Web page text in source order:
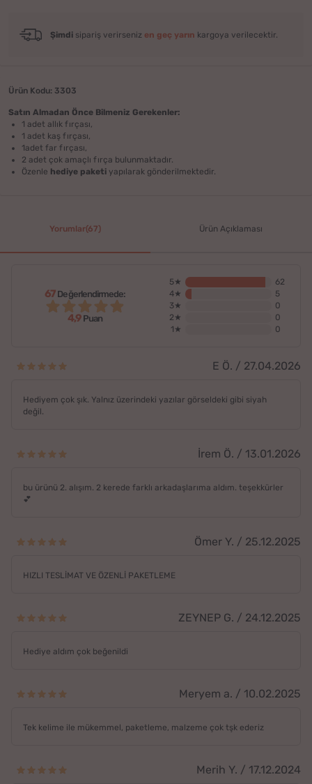
Şimdi sipariş verirseniz en geç yarın kargoya verilecektir.
Ürün Kodu: 3303
Satın Almadan Önce Bilmeniz Gerekenler:
1 adet allık fırçası,
1 adet kaş fırçası,
1adet far fırçası,
2 adet çok amaçlı fırça bulunmaktadır.
Özenle hediye paketi yapılarak gönderilmektedir.
Yorumlar(67) Ürün Açıklaması
67 Değerlendirmede:
4,9 Puan
5★
62
4★
5
3★
0
2★
0
1★
0
E Ö. / 27.04.2026
Hediyem çok şık. Yalnız üzerindeki yazılar görseldeki gibi siyah
değil.
İrem Ö. / 13.01.2026
bu ürünü 2. alışım. 2 kerede farklı arkadaşlarıma aldım. teşekkürler
💕
Ömer Y. / 25.12.2025
HIZLI TESLİMAT VE ÖZENLİ PAKETLEME
ZEYNEP G. / 24.12.2025
Hediye aldım çok beğenildi
Meryem a. / 10.02.2025
Tek kelime ile mükemmel, paketleme, malzeme çok tşk ederiz
Merih Y. / 17.12.2024